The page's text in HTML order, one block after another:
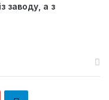
заводу, а з